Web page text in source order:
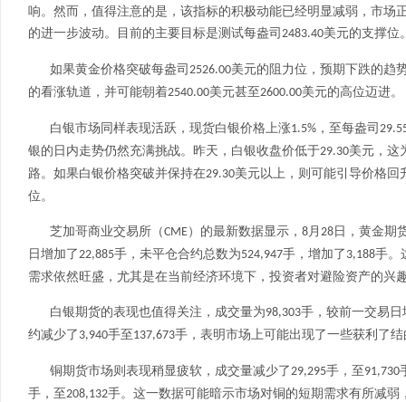
响。然而，值得注意的是，该指标的积极动能已经明显减弱，市场
的进一步波动。目前的主要目标是测试每盎司 2483.40美元的支撑位
如果黄金价格突破每盎司 2526.00美元的阻力位，预期下跌的趋
的看涨轨道，并可能朝着2540.00美元甚至2600.00美元的高位迈进。
白银市场同样表现活跃，现货白银价格上涨1.5% ，至每盎司
银的日内走势仍然充满挑战。昨天，白银收盘价低于29.30美元，这
路。如果白银价格突破并保持在29.30美元以上，则可能引导价格回
位。
芝加哥商业交易所（CME）的最新数据显示， 8月 28 日，黄金期
日增加了22,885手，未平仓合约总数为524,947手，增加了 3,188手。
需求依然旺盛，尤其是在当前经济环境下，投资者对避险资产的兴
白银期货的表现也值得关注，成交量为98,303手，较前一交易日
约减少了 3,940手至 137,673手，表明市场上可能出现了一些获利了
铜期货市场则表现稍显疲软，成交量减少了29,295手，至 91,730
手，至208,132手。这一数据可能暗示市场对铜的短期需求有所减